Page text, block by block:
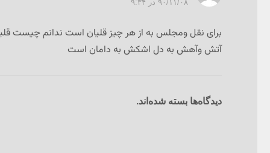
۹۰/۱۱/۰۸ در ۹:۳۴
برای نقل ومجلس به از هر چیز قلیان است ندانم چیست
آتش وآهش به دل اشکش به دامان است
دیدگاه‌ها بسته شده‌اند.